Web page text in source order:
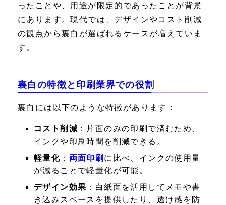
ったことや、用途が限定的であったことが背景
にあります。現代では、デザインやコスト削減
の観点から裏白が選ばれるケースが増えていま
す。
裏白の特徴と印刷業界での役割
裏白には以下のような特徴があります：
コスト削減 ：片面のみの印刷で済むため、
インクや印刷時間を削減できる。
軽量化 ： 両面印刷 に比べ、インクの使用量
が減ることで軽量化が可能。
デザイン効果 ：白紙面を活用してメモや書
き込みスペースを提供したり、透け感を防